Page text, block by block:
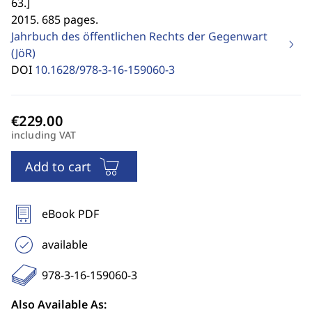
2015. 685 pages.
Jahrbuch des öffentlichen Rechts der Gegenwart
(JöR)
DOI 10.1628/978-3-16-159060-3
including VAT
Add to cart
eBook PDF
available
978-3-16-159060-3
Also Available As: